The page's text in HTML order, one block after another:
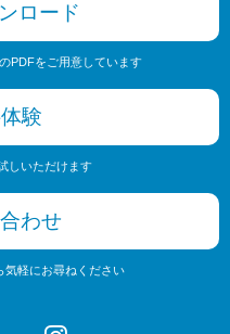
ロード
PDFをご用意しています
験
しいただけます
わせ
気軽にお尋ねください